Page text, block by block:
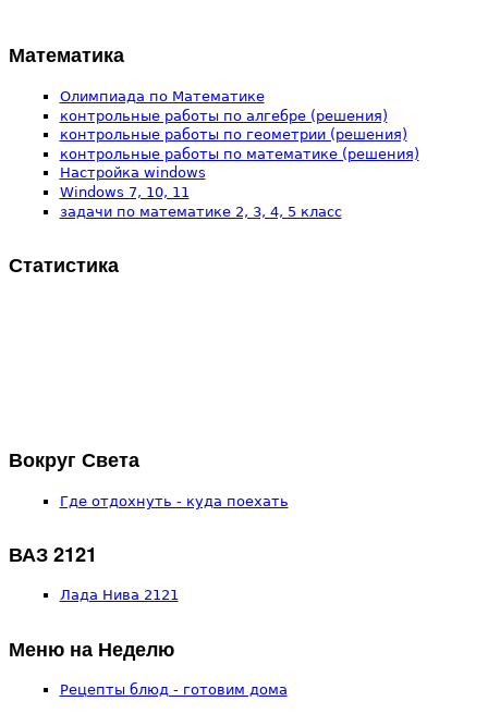
Математика
Олимпиада по Математике
контрольные работы по алгебре (решения)
контрольные работы по геометрии (решения)
контрольные работы по математике (решения)
Настройка windows
Windows 7, 10, 11
задачи по математике 2, 3, 4, 5 класс
Статистика
Вокруг Света
Где отдохнуть - куда поехать
ВАЗ 2121
Лада Нива 2121
Меню на Неделю
Рецепты блюд - готовим дома